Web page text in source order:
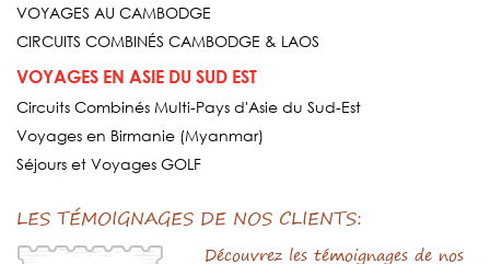
VOYAGES AU CAMBODGE
CIRCUITS COMBINÉS CAMBODGE & LAOS
VOYAGES EN ASIE DU SUD EST
Circuits Combinés Multi-Pays d'Asie du Sud-Est
Voyages en Birmanie (Myanmar)
Séjours et Voyages GOLF
LES TÉMOIGNAGES DE NOS CLIENTS:
Découvrez les témoignages de nos